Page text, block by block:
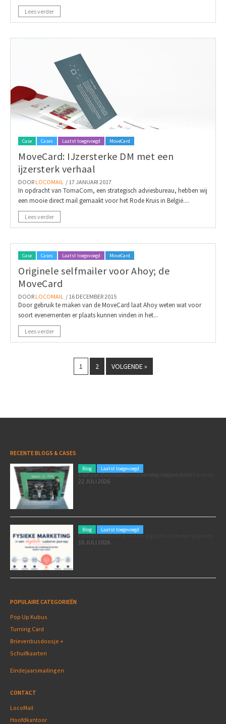
Lees verder
Case Cases Laatst toegevoegd MoveCard
MoveCard: IJzersterke DM met een
ijzersterk verhaal
DOOR LOCOMAIL / 17 JANUARI 2017
In opdracht van TomaCom, een strategisch adviesbureau, hebben wij
een mooie direct mail gemaakt voor het Rode Kruis in België....
Lees verder
Case Cases Laatst toegevoegd MoveCard
Originele selfmailer voor Ahoy; de
MoveCard
DOOR LOCOMAIL / 16 DECEMBER 2015
Door gebruik te maken van de MoveCard laat Ahoy weten wat voor
soort evenementen er plaats kunnen vinden in het...
Lees verder
1 2 VOLGENDE »
RECENTE BLOGS & CASES
Blog Laatst toegevoegd
Poleposition voor je marketing: zó zet je de Formule 1 GP van Zandvoort in als marketingmoment
22 JULI 2026
Blog Laatst toegevoegd
Fysieke marketing in een digitale customer journey
10 JULI 2026
POPULAIRE CATEGORIEËN
Pop Up Kubus
Turning Card
Brievenbusdoosje +
Schuifkaarten
Eindejaarsmailingen
CONTACT
LocoMail
Hoofdkantoor